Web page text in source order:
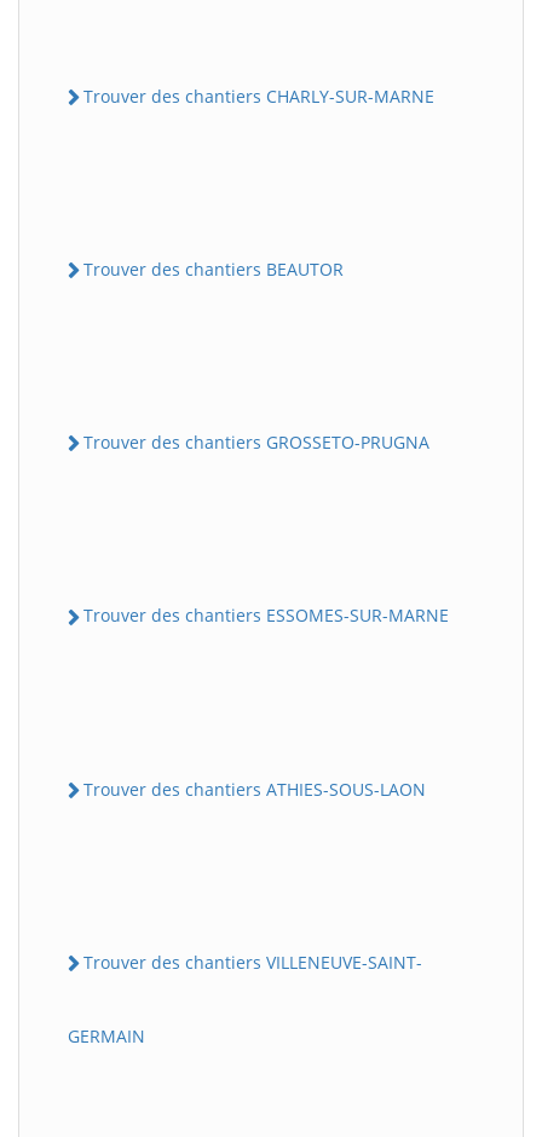
Trouver des chantiers CHARLY-SUR-MARNE
Trouver des chantiers BEAUTOR
Trouver des chantiers GROSSETO-PRUGNA
Trouver des chantiers ESSOMES-SUR-MARNE
Trouver des chantiers ATHIES-SOUS-LAON
Trouver des chantiers VILLENEUVE-SAINT-
GERMAIN